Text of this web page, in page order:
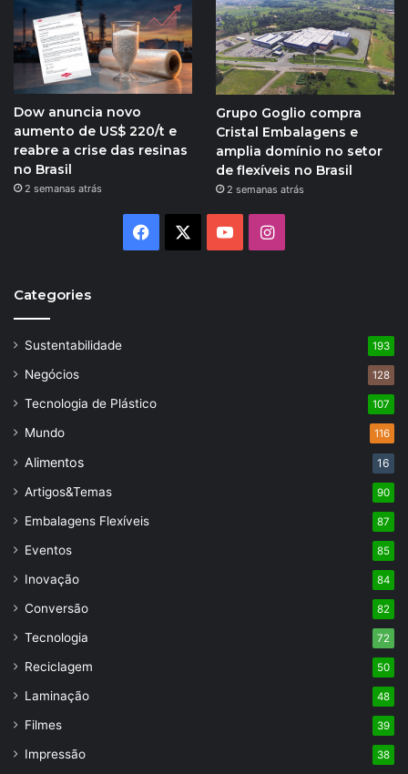
Dow anuncia novo
aumento de US$ 220/t e
reabre a crise das resinas
no Brasil
2 semanas atrás
Grupo Goglio compra
Cristal Embalagens e
amplia domínio no setor
de flexíveis no Brasil
2 semanas atrás
Facebook YouTubeInstagram
Categories
Sustentabilidade 193
Negócios 128
Tecnologia de Plástico 107
Mundo 116
Alimentos 16
Artigos&Temas 90
Embalagens Flexíveis 87
Eventos 85
Inovação 84
Conversão 82
Tecnologia 72
Reciclagem 50
Laminação 48
Filmes 39
Impressão 38